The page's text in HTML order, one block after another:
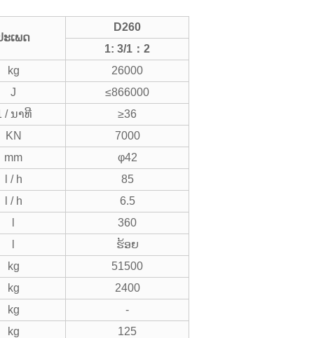
ະເພດ
D260
1: 3/1 ：2
kg
26000
J
≤866000
/ ນາທີ
≥36
KN
7000
mm φ42
l / h
85
l / h
6.5
360
ຮ້ອຍ
kg
51500
kg
2400
kg
-
kg 125